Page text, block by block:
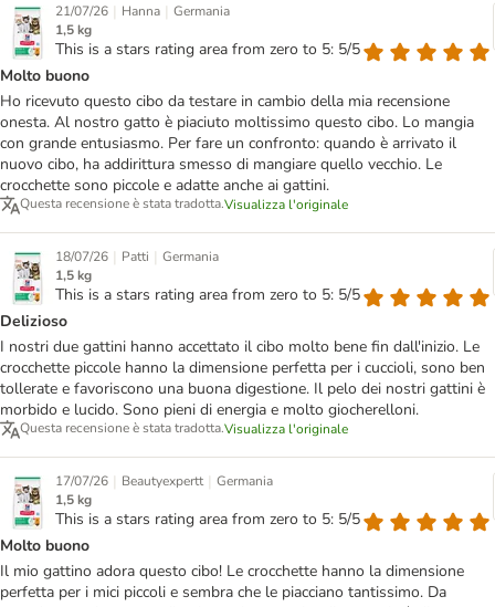
21/07/26 | Hanna | Germania
1,5 kg
This is a stars rating area from zero to 5: 5/5
Molto buono
Ho ricevuto questo cibo da testare in cambio della mia recensione
onesta. Al nostro gatto è piaciuto moltissimo questo cibo. Lo mangia
con grande entusiasmo. Per fare un confronto: quando è arrivato il
nuovo cibo, ha addirittura smesso di mangiare quello vecchio. Le
crocchette sono piccole e adatte anche ai gattini.
Questa recensione è stata tradotta.Visualizza l'originale
18/07/26 | Patti | Germania
1,5 kg
This is a stars rating area from zero to 5: 5/5
Delizioso
I nostri due gattini hanno accettato il cibo molto bene fin dall'inizio. Le
crocchette piccole hanno la dimensione perfetta per i cuccioli, sono ben
tollerate e favoriscono una buona digestione. Il pelo dei nostri gattini è
morbido e lucido. Sono pieni di energia e molto giocherelloni.
Questa recensione è stata tradotta.Visualizza l'originale
17/07/26 | Beautyexpertt | Germania
1,5 kg
This is a stars rating area from zero to 5: 5/5
Molto buono
Il mio gattino adora questo cibo! Le crocchette hanno la dimensione
perfetta per i mici piccoli e sembra che le piacciano tantissimo. Da